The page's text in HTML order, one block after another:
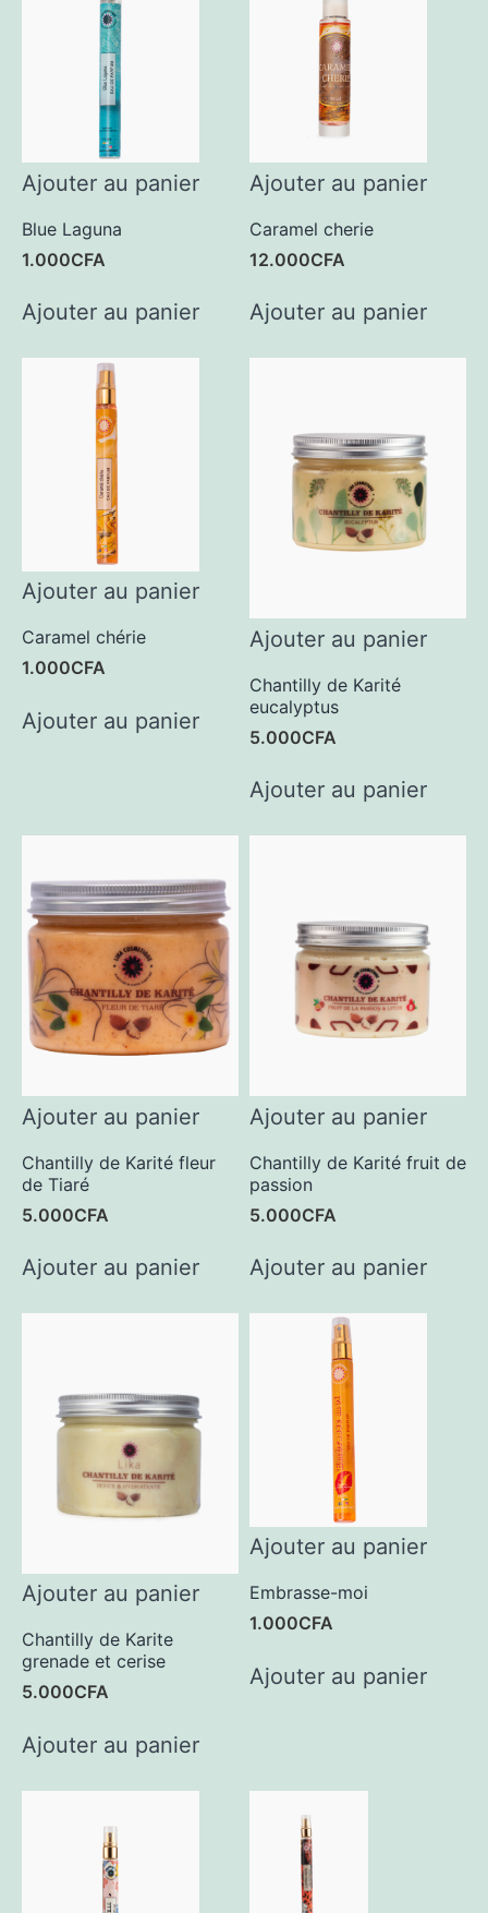
Ajouter au panier
Blue Laguna
1.000CFA
Ajouter au panier
Ajouter au panier
Caramel cherie
12.000CFA
Ajouter au panier
Ajouter au panier
Caramel chérie
1.000CFA
Ajouter au panier
Ajouter au panier
Chantilly de Karité
eucalyptus
5.000CFA
Ajouter au panier
Ajouter au panier
Chantilly de Karité fleur
de Tiaré
5.000CFA
Ajouter au panier
Ajouter au panier
Chantilly de Karité fruit de
passion
5.000CFA
Ajouter au panier
Ajouter au panier
Chantilly de Karite
grenade et cerise
5.000CFA
Ajouter au panier
Ajouter au panier
Embrasse-moi
1.000CFA
Ajouter au panier